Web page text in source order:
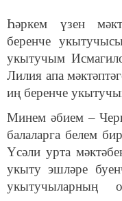
Һәркем үзен
беренче
укытучым
Лилия апа
иң беренче
Минем әбием –
балаларга белем
Үсәли урта
укыту эшләре
укытучыларның